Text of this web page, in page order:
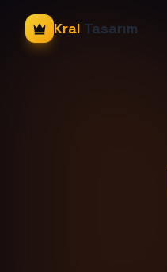
Kral Tasarım